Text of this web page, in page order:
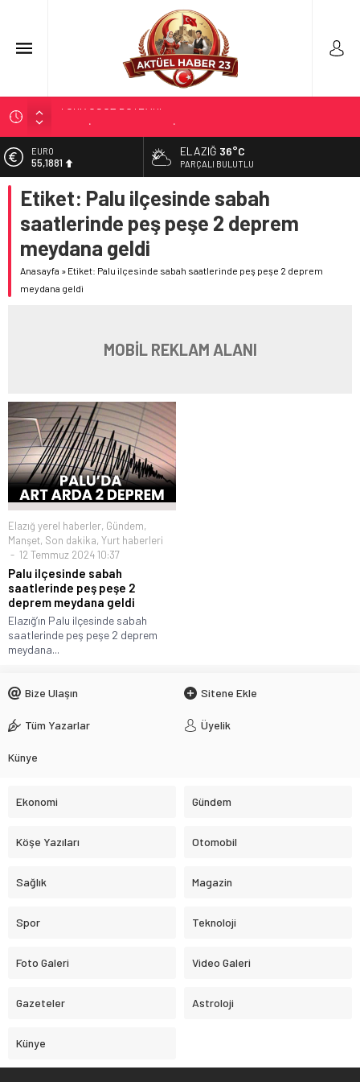
TÜRK OĞUZ BOYLARI
298 MİLYON DOLARLIK İHRACAT
ERDEM; ENTÜBE EDİLDİ…
ELAZIĞ’DA TEFECİLİK OPERASYONU
YRP’DEN, KARAYOLCULARA TEŞEKKÜR
EURO
55,1881
ALTIN
6.660,55
BİST
13.779,39
DOLAR
47,7111
ELAZIĞ 36°C
PARÇALI BULUTLU
Etiket: Palu ilçesinde sabah
saatlerinde peş peşe 2 deprem
meydana geldi
Anasayfa » Etiket: Palu ilçesinde sabah saatlerinde peş peşe 2 deprem
meydana geldi
MOBİL REKLAM ALANI
Elazığ yerel haberler, Gündem,
Manşet, Son dakika, Yurt haberleri
12 Temmuz 2024 10:37
Palu ilçesinde sabah
saatlerinde peş peşe 2
deprem meydana geldi
Elazığ’ın Palu ilçesinde sabah
saatlerinde peş peşe 2 deprem
meydana...
Bize Ulaşın Sitene Ekle
Tüm Yazarlar Üyelik
Künye
Ekonomi Gündem
Köşe Yazıları Otomobil
Sağlık Magazin
Spor Teknoloji
Foto Galeri Video Galeri
Gazeteler Astroloji
Künye